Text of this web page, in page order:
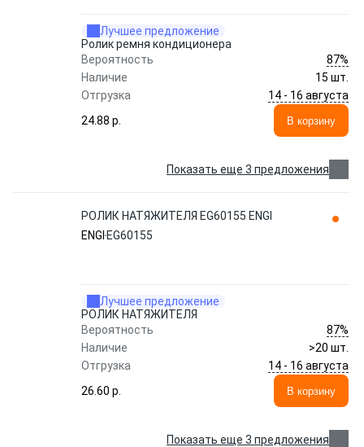
Лучшее предложение
Ролик ремня кондиционера
Вероятность
87%
Наличие
15 шт.
Отгрузка
14 - 16 августа
24.88 p.
В корзину
Показать еще 3 предложения
РОЛИК НАТЯЖИТЕЛЯ EG60155 ENGI
ENGI EG60155
Лучшее предложение
РОЛИК НАТЯЖИТЕЛЯ
Вероятность
87%
Наличие
>20 шт.
Отгрузка
14 - 16 августа
26.60 p.
В корзину
Показать еще 3 предложения